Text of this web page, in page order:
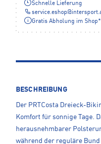
Schnelle Lieferung
service.eshop@
Gratis Abholung im
BESCHREIBUNG
Der PRTCosta Dreieck-
Komfort für sonnige Tage.
herausnehmbarer
während der reguläre Bund